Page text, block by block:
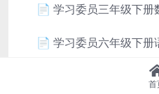
📄 学习委员三年级下册
📄 学习委员六年级下册
📄 学习委员六年级下册
首